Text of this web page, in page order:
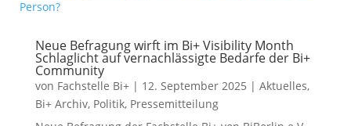
Neue Befragung wirft im Bi+ Visibility Month
Schlaglicht auf vernachlässigte Bedarfe der Bi+
Community
von Fachstelle Bi+| 12. September 2025 | Aktuelles,
Bi+ Archiv, Politik, Pressemitteilung